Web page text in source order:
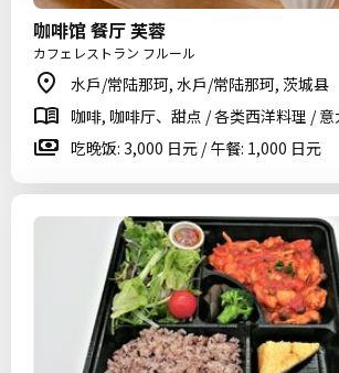
咖啡馆 餐厅 芙蓉
カフェレストラン フルール
水戶/常陆那珂, 水戶/常陆那珂, 茨城县
咖啡, 咖啡厅、甜点 / 各类西洋料理 /
吃晚饭: 3,000 日元 / 午餐: 1,000 日元